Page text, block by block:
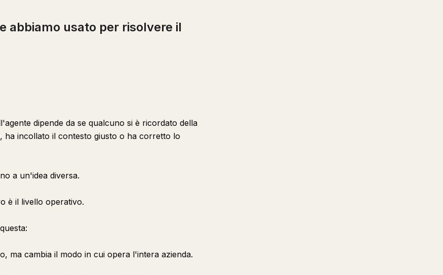
abbiamo usato per risolvere il
dipende da se qualcuno si è ricordato della
ha incollato il contesto giusto o ha corretto lo
a un'idea diversa.
è il livello operativo.
ma cambia il modo in cui opera l'intera azienda.